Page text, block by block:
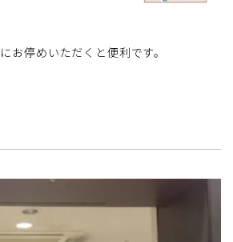
お停めいただくと便利です。